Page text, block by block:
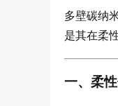
多壁碳纳
是其在柔
一、柔